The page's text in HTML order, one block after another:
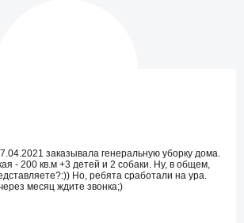
заказывала генеральную уборку дома.
- 200 кв.м +3 детей и 2 собаки. Ну, в общем,
Но, ребята сработали на ура.
месяц ждите звонка;)